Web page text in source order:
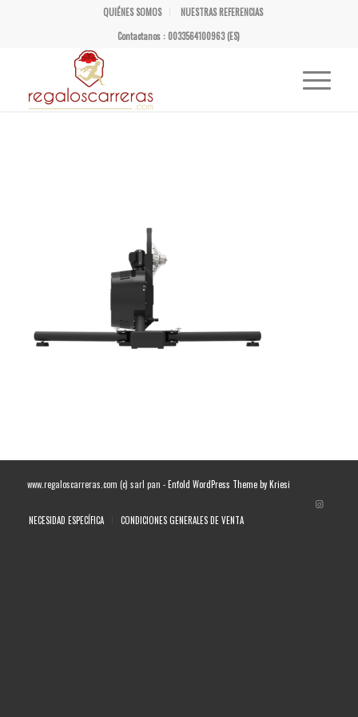
QUIÉNES SOMOS
NUESTRAS REFERENCIAS
Contactanos : 0033564100963 (ES)
www.regaloscarreras.com (c) sarl pan -Enfold WordPress Theme by Kriesi
NECESIDAD ESPECÍFICA CONDICIONES GENERALES DE VENTA